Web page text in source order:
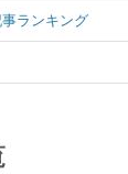
ランキング